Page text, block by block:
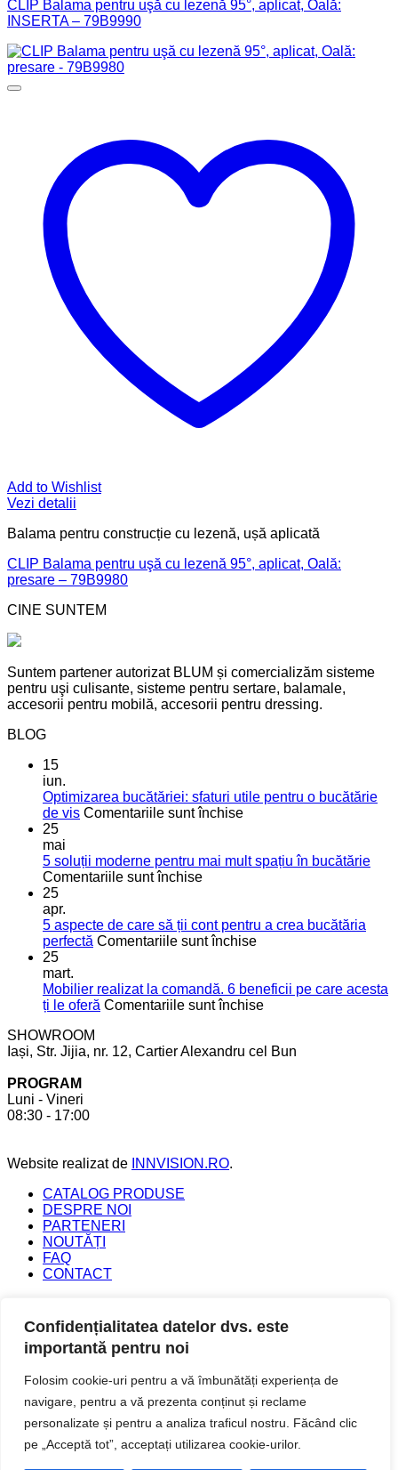
Confidențialitatea datelor dvs. este
importantă pentru noi
Folosim cookie-uri pentru a vă îmbunătăți experiența de
navigare, pentru a vă prezenta conținut și reclame
personalizate și pentru a analiza traficul nostru. Făcând clic
pe „Acceptă tot”, acceptați utilizarea cookie-urilor.
CLIP Balama pentru uşă cu lezenă 95°, aplicat, Oală:
INSERTA – 79B9990
Add to Wishlist
Vezi detalii
Balama pentru construcție cu lezenă, ușă aplicată
CLIP Balama pentru uşă cu lezenă 95°, aplicat, Oală:
presare – 79B9980
CINE SUNTEM
Suntem partener autorizat BLUM și comercializăm sisteme
pentru uşi culisante, sisteme pentru sertare, balamale,
accesorii pentru mobilă, accesorii pentru dressing.
BLOG
15
iun.
Optimizarea bucătăriei: sfaturi utile pentru o bucătărie
de vis Comentariile sunt închisepentru
sfaturi
bucătărie
de
25
mai
5 soluții moderne pentru mai mult spațiu în bucătărie
Comentariile sunt închisepentru
moderne
pentru
spațiu
în
25
apr.
5 aspecte de care să ții cont pentru a crea bucătăria
perfectă Comentariile sunt închisepentru
de
care
cont
25
mart.
Mobilier realizat la comandă. 6 beneficii pe care acesta
ți le oferă Comentariile sunt închisepentru
la
SHOWROOM
Iași, Str. Jijia, nr. 12, Cartier Alexandru cel Bun
PROGRAM
Luni - Vineri
08:30 - 17:00
Website realizat de INNVISION.RO.
CATALOG PRODUSE
DESPRE NOI
PARTENERI
NOUTĂȚI
FAQ
CONTACT
rezervate.
după:
ACASĂ
CATALOG PRODUSE
CONTACT
Autentificare